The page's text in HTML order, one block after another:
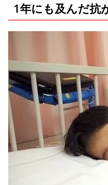
1年にも及んだ抗